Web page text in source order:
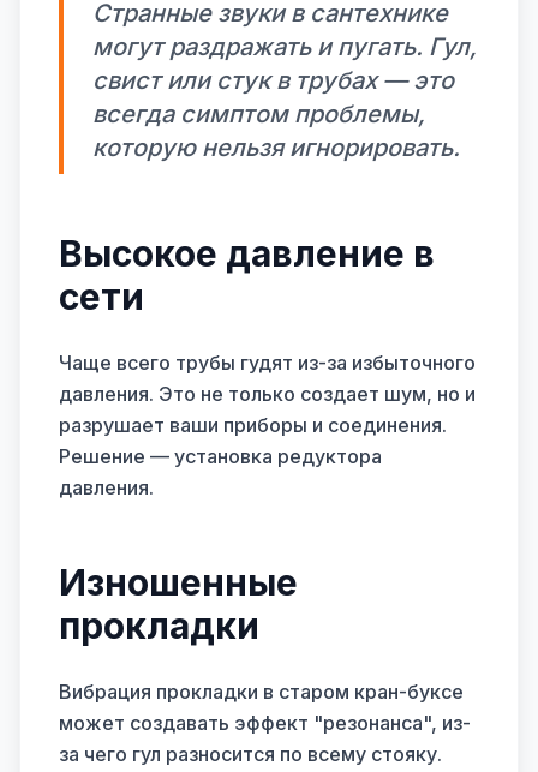
Странные звуки в сантехнике
могут раздражать и пугать. Гул,
свист или стук в трубах — это
всегда симптом проблемы,
которую нельзя игнорировать.
Высокое давление в
сети
Чаще всего трубы гудят из-за избыточного
давления. Это не только создает шум, но и
разрушает ваши приборы и соединения.
Решение — установка редуктора
давления.
Изношенные
прокладки
Вибрация прокладки в старом кран-буксе
может создавать эффект "резонанса", из-
за чего гул разносится по всему стояку.